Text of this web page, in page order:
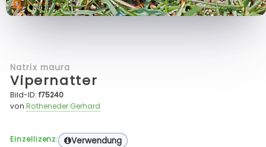
Natrix maura
Vipernatter
Bild-ID:f75240
vonRotheneder Gerhard
Einzellizenz: Verwendung